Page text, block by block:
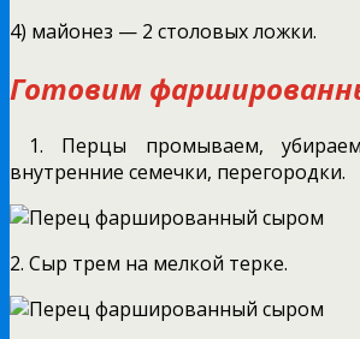
4) майонез — 2 столовых ложки.
Готовим
1. Перцы промываем,
внутренние семечки, перегородки.
2. Сыр трем на мелкой терке.